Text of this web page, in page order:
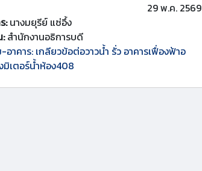
29 พ.ค. 2569
:นางมยุรีย์ แซ่อึ้ง
สำนักงานอธิการบดี
อาคาร: เกลียวข้อต่อวาวน้ำ รั่ว อาคารเฟื่องฟ้าอ
เตอร์น้ำห้อง408